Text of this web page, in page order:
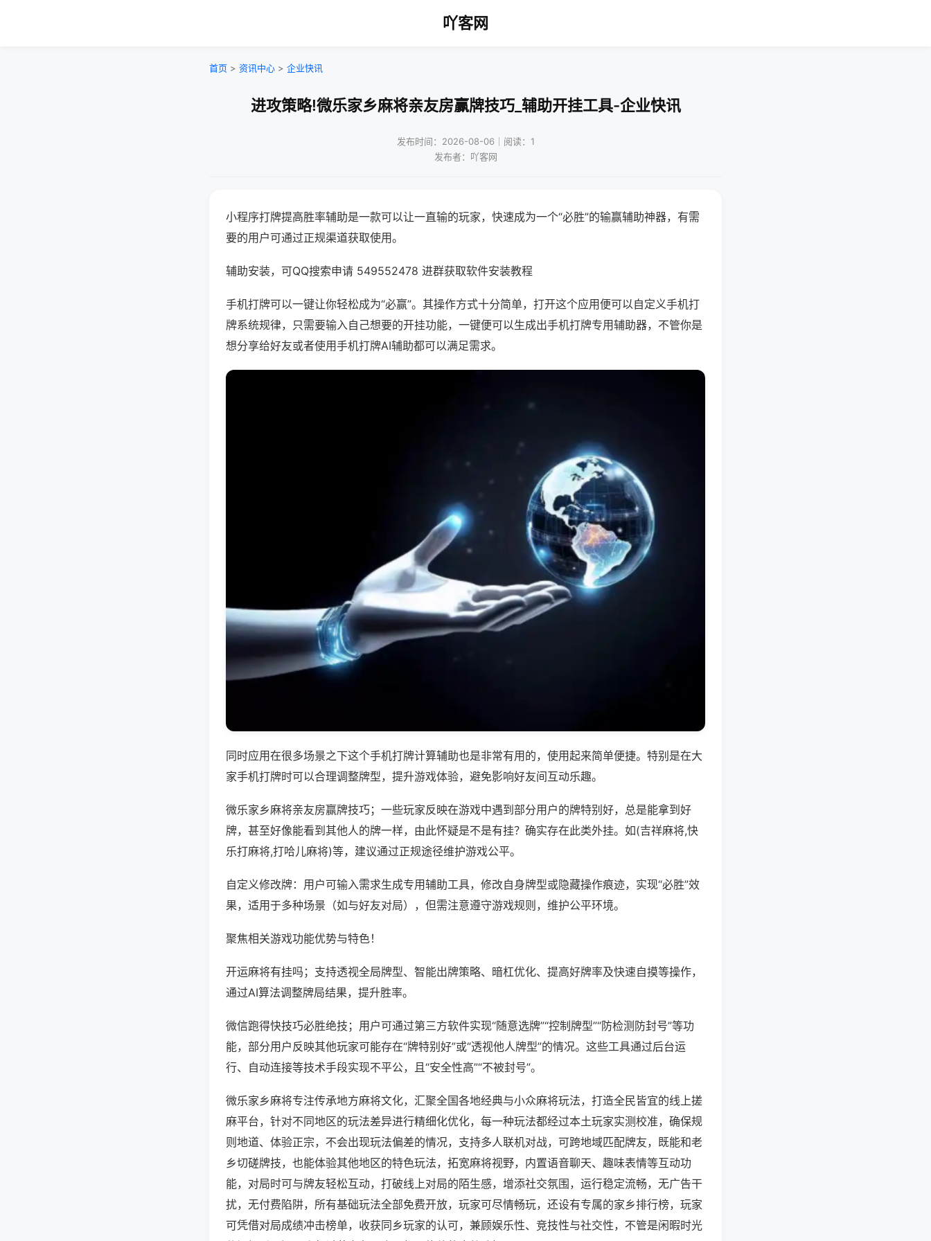
吖客网
首页 > 资讯中心 > 企业快讯
进攻策略!微乐家乡麻将亲友房赢牌技巧_辅助开挂工具-企业快讯
发布时间：2026-08-06｜阅读：1
发布者：吖客网
小程序打牌提高胜率辅助是一款可以让一直输的玩家，快速成为一个“必胜”的输赢辅助神器，有需
要的用户可通过正规渠道获取使用。
辅助安装，可QQ搜索申请 549552478 进群获取软件安装教程
手机打牌可以一键让你轻松成为“必赢”。其操作方式十分简单，打开这个应用便可以自定义手机打
牌系统规律，只需要输入自己想要的开挂功能，一键便可以生成出手机打牌专用辅助器，不管你是
想分享给好友或者使用手机打牌AI辅助都可以满足需求。
同时应用在很多场景之下这个手机打牌计算辅助也是非常有用的，使用起来简单便捷。特别是在大
家手机打牌时可以合理调整牌型，提升游戏体验，避免影响好友间互动乐趣。
微乐家乡麻将亲友房赢牌技巧；一些玩家反映在游戏中遇到部分用户的牌特别好，总是能拿到好
牌，甚至好像能看到其他人的牌一样，由此怀疑是不是有挂？确实存在此类外挂。如(吉祥麻将,快
乐打麻将,打哈儿麻将)等，建议通过正规途径维护游戏公平。
自定义修改牌：用户可输入需求生成专用辅助工具，修改自身牌型或隐藏操作痕迹，实现“必胜”效
果，适用于多种场景（如与好友对局），但需注意遵守游戏规则，维护公平环境。
聚焦相关游戏功能优势与特色！
开运麻将有挂吗；支持透视全局牌型、智能出牌策略、暗杠优化、提高好牌率及快速自摸等操作，
通过AI算法调整牌局结果，提升胜率。
微信跑得快技巧必胜绝技；用户可通过第三方软件实现“随意选牌”“控制牌型”“防检测防封号”等功
能，部分用户反映其他玩家可能存在“牌特别好”或“透视他人牌型”的情况。这些工具通过后台运
行、自动连接等技术手段实现不平公，且“安全性高”“不被封号”。
微乐家乡麻将专注传承地方麻将文化，汇聚全国各地经典与小众麻将玩法，打造全民皆宜的线上搓
麻平台，针对不同地区的玩法差异进行精细化优化，每一种玩法都经过本土玩家实测校准，确保规
则地道、体验正宗，不会出现玩法偏差的情况，支持多人联机对战，可跨地域匹配牌友，既能和老
乡切磋牌技，也能体验其他地区的特色玩法，拓宽麻将视野，内置语音聊天、趣味表情等互动功
能，对局时可与牌友轻松互动，打破线上对局的陌生感，增添社交氛围，运行稳定流畅，无广告干
扰，无付费陷阱，所有基础玩法全部免费开放，玩家可尽情畅玩，还设有专属的家乡排行榜，玩家
可凭借对局成绩冲击榜单，收获同乡玩家的认可，兼顾娱乐性、竞技性与社交性，不管是闲暇时光